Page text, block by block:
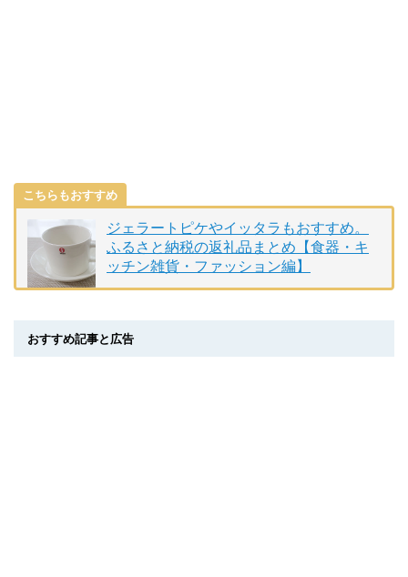
こちらもおすすめ
ジェラートピケやイッタラもおすすめ。
ふるさと納税の返礼品まとめ【食器・キ
ッチン雑貨・ファッション編】
おすすめ記事と広告